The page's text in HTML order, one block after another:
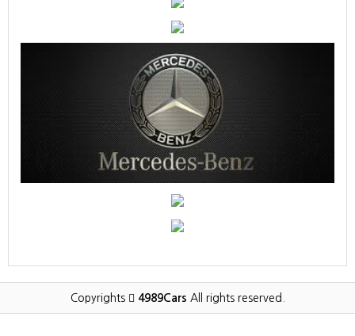
Copyrights 4989Cars All rights reserved.